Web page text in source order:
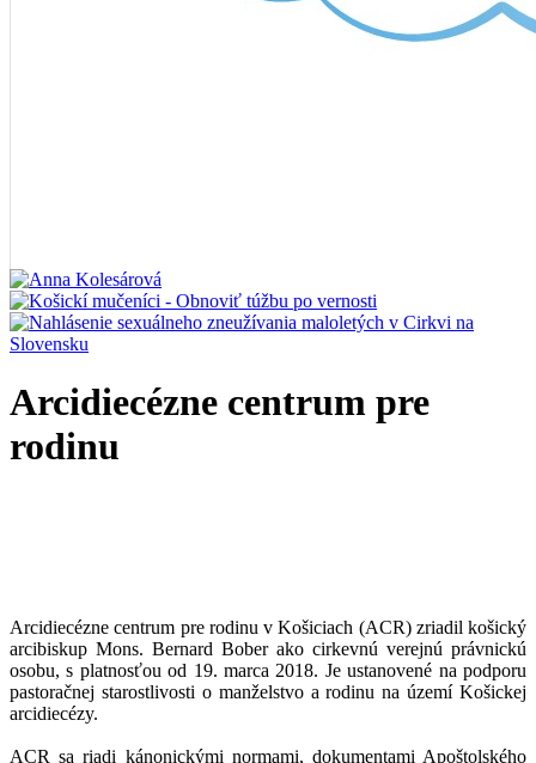
Arcidiecézne centrum pre
rodinu
Arcidiecézne centrum pre rodinu v Košiciach (ACR) zriadil košický
arcibiskup Mons. Bernard Bober ako cirkevnú verejnú právnickú
osobu, s platnosťou od 19. marca 2018. Je ustanovené na podporu
pastoračnej starostlivosti o manželstvo a rodinu na území Košickej
arcidiecézy.
ACR sa riadi kánonickými normami, dokumentami Apoštolského